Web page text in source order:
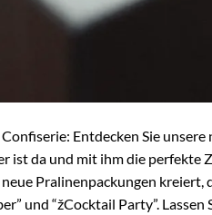
Entdecken Sie
ist da und mit ihm die perfekte
Pralinenpackungen kreiert,
und “žCocktail Party”. Lassen